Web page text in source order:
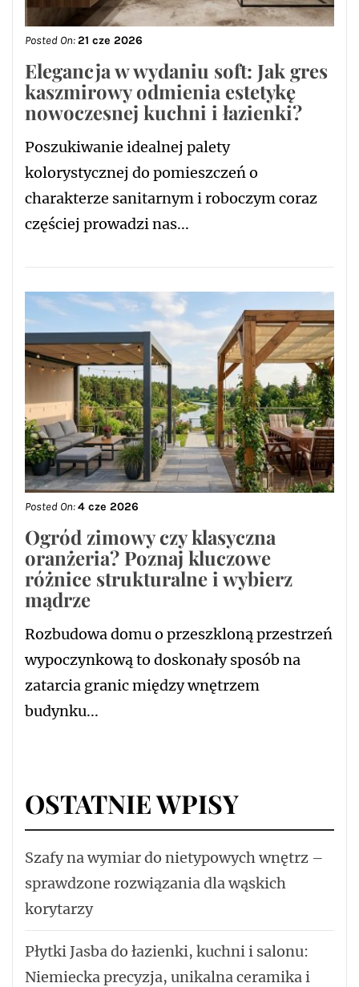
Posted On:21 cze 2026
Elegancja w wydaniu soft: Jak gres
kaszmirowy odmienia estetykę
nowoczesnej kuchni i łazienki?
Poszukiwanie idealnej palety
kolorystycznej do pomieszczeń o
charakterze sanitarnym i roboczym coraz
częściej prowadzi nas...
Posted On:4 cze 2026
Ogród zimowy czy klasyczna
oranżeria? Poznaj kluczowe
różnice strukturalne i wybierz
mądrze
Rozbudowa domu o przeszkloną przestrzeń
wypoczynkową to doskonały sposób na
zatarcia granic między wnętrzem
budynku...
OSTATNIE WPISY
Szafy na wymiar do nietypowych wnętrz –
sprawdzone rozwiązania dla wąskich
korytarzy
Płytki Jasba do łazienki, kuchni i salonu:
Niemiecka precyzja, unikalna ceramika i